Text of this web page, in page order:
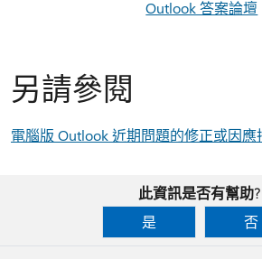
Outlook 答案論壇
另請參閱
電腦版 Outlook 近期問題的修正或因應
此資訊是否有幫助?
是
否